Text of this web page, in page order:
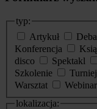
typ:
Artykuł
Konferencja
disco
Spektakl
Szkolenie
Warsztat
Webinar
lokalizacja: